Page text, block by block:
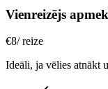
Vienreizējs
€8/reize
Ideāli, ja vēlies atnākt